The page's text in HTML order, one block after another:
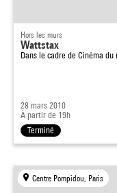
Hors les murs
Wattstax
Dans le cadre de Cinéma du
28 mars 2010
À partir de 19h
Terminé
Centre Pompidou, Paris